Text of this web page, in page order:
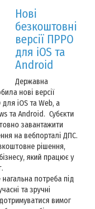
Нові
безкоштовні
версії ПРРО
для iOS та
Android
Державна
нові версії
iOS та Web, а
та Android. Субєкти
завантажити
на вебпорталі ДПС.
рішення,
який працює у
потреба під
та зручні
вимог